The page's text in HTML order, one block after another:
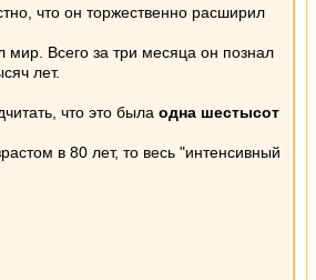
что он торжественно расширил
мир. Всего за три месяца он познал
лет.
что это была одна шестысот
в 80 лет, то весь "интенсивный